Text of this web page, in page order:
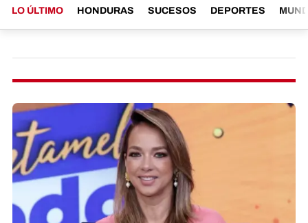
LO ÚLTIMO HONDURAS SUCESOS DEPORTES